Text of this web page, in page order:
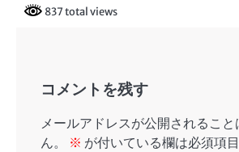
837 total views
コメントを残す
メールアドレスが公開されるこ
ん。
※ が付いている欄は必須項